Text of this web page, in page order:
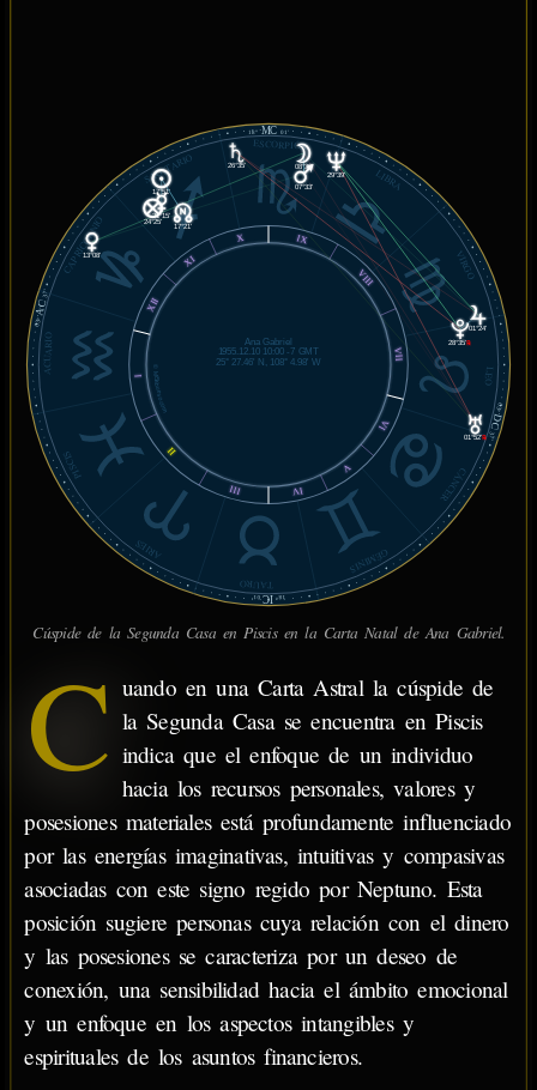
© MiSabueso.com
03°
AC
37'
03°
DC
37'
18° MC 01'
18°
IC
01'
ARIES
TAURO
GÉMINIS
CÁNCER
LEO
VIRGO
LIBRA
ESCORPIÓN
SAGITARIO
CAPRICORNIO
ACUARIO
PISCIS
X
XI
XII
I
II
III IV
V
VI
VII
VIII
IX
17°51'
08°39'
21°15'
13°08'
07°33'
01°24'
26°35'
01°52'℞
29°39'
28°35'℞
17°21'
24°25'
Ana Gabriel
1955.12.10 10:00 -7 GMT
25° 27.46' N, 108° 4.98' W
Cúspide de la Segunda Casa en Piscis en la Carta Natal de Ana Gabriel.
C uando en una Carta Astral la cúspide de
la Segunda Casa se encuentra en Piscis
indica que el enfoque de un individuo
hacia los recursos personales, valores y
posesiones materiales está profundamente influenciado
por las energías imaginativas, intuitivas y compasivas
asociadas con este signo regido por Neptuno. Esta
posición sugiere personas cuya relación con el dinero
y las posesiones se caracteriza por un deseo de
conexión, una sensibilidad hacia el ámbito emocional
y un enfoque en los aspectos intangibles y
espirituales de los asuntos financieros.